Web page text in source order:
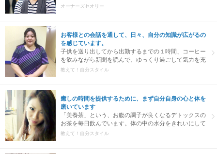
て、美容室での経験も経て独立をしました。最初の理容
オーナーズセオリー
お客様との会話を通して、日々、自分の知識が広がるの
を感じています。
子供を送り出してから出勤するまでの１時間、コーヒー
を飲みながら新聞を読んで、ゆっくり過ごして気力を充
電します。新聞を読んでいると、お客様との会話につな
教えて！自分スタイル
癒しの時間を提供するために、まず自分自身の心と体を
磨いています
「美養茶」という、お腹の調子が良くなるデトックスの
お茶を毎日飲んでいます。体の中の水分をきれいにして
くれるんです。一日中、お水の代わりにこれを飲んでい
教えて！自分スタイル